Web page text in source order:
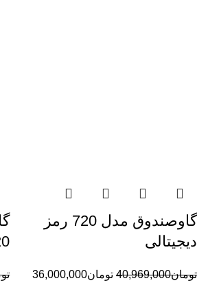
گاوصندوق مدل 720 رمز
دیجیتالی
تومان40,969,000 تومان36,000,000